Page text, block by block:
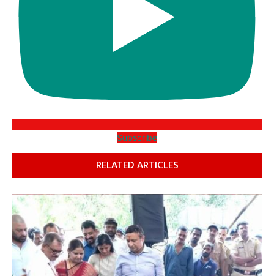
Subscribe
RELATED ARTICLES